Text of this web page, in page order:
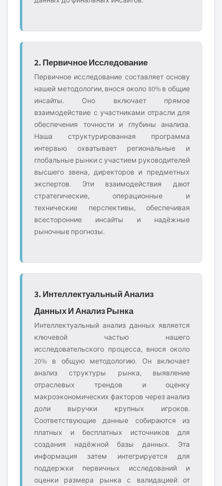
2. Первичное Исследование
Первичное исследование составляет основу
нашей методологии, внося около 80% в общие
инсайты. Оно включает прямое
взаимодействие с участниками отрасли для
обеспечения точности и глубины анализа.
Наша структурированная программа
интервью охватывает региональные и
глобальные рынки с участием руководителей
высшего звена, директоров и предметных
экспертов. Эти взаимодействия дают
стратегические, операционные и
технические перспективы, обеспечивая
всесторонние инсайты и надёжные
рыночные прогнозы.
3. Интеллектуальный Анализ
Данных И Анализ Рынка
Интеллектуальный анализ данных является
ключевой частью нашего
исследовательского процесса, внося около
20% в общую методологию. Он включает
анализ структуры рынка, выявление
отраслевых трендов и оценку
макроэкономических факторов через анализ
доли выручки крупных игроков.
Соответствующие данные собираются из
платных и бесплатных источников для
создания надёжной базы данных. Эта
информация затем интегрируется для
поддержки первичных исследований и
оценки размера рынка с валидацией от